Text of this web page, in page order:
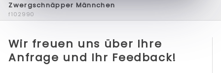
Zwergschnäpper Männchen
f102990
Wir freuen uns über Ihre
Anfrage und Ihr Feedback!